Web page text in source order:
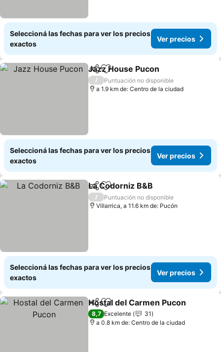
Seleccioná las fechas para ver los precios
exactos
Ver precios
CompartirAñadir a favoritos
Jazz House Pucon
/
Puntuación no disponible
a 1.9 km de: Centro de la ciudad
Seleccioná las fechas para ver los precios
exactos
Ver precios
CompartirAñadir a favoritos
La Codorniz B&B
/
Puntuación no disponible
Villarrica, a 11.6 km de: Pucón
Seleccioná las fechas para ver los precios
exactos
Ver precios
CompartirAñadir a favoritos
Hostal del Carmen Pucon
8,7 Excelente
31
a 0.8 km de: Centro de la ciudad